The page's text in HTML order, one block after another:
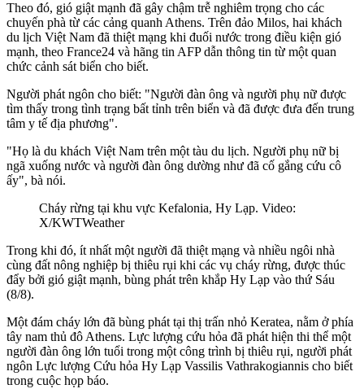
Theo đó, gió giật mạnh đã gây chậm trễ nghiêm trọng cho các
chuyến phà từ các cảng quanh Athens. Trên đảo Milos, hai khách
du lịch Việt Nam đã thiệt mạng khi đuối nước trong điều kiện gió
mạnh, theo France24 và hãng tin AFP dẫn thông tin từ một quan
chức cảnh sát biển cho biết.
Người phát ngôn cho biết: "Người đàn ông và người phụ nữ được
tìm thấy trong tình trạng bất tỉnh trên biển và đã được đưa đến trung
tâm y tế địa phương".
"Họ là du khách Việt Nam trên một tàu du lịch. Người phụ nữ bị
ngã xuống nước và người đàn ông dường như đã cố gắng cứu cô
ấy", bà nói.
Cháy rừng tại khu vực Kefalonia, Hy Lạp. Video:
X/KWTWeather
Trong khi đó, ít nhất một người đã thiệt mạng và nhiều ngôi nhà
cùng đất nông nghiệp bị thiêu rụi khi các vụ cháy rừng, được thúc
đẩy bởi gió giật mạnh, bùng phát trên khắp Hy Lạp vào thứ Sáu
(8/8).
Một đám cháy lớn đã bùng phát tại thị trấn nhỏ Keratea, nằm ở phía
tây nam thủ đô Athens. Lực lượng cứu hỏa đã phát hiện thi thể một
người đàn ông lớn tuổi trong một công trình bị thiêu rụi, người phát
ngôn Lực lượng Cứu hỏa Hy Lạp Vassilis Vathrakogiannis cho biết
trong cuộc họp báo.